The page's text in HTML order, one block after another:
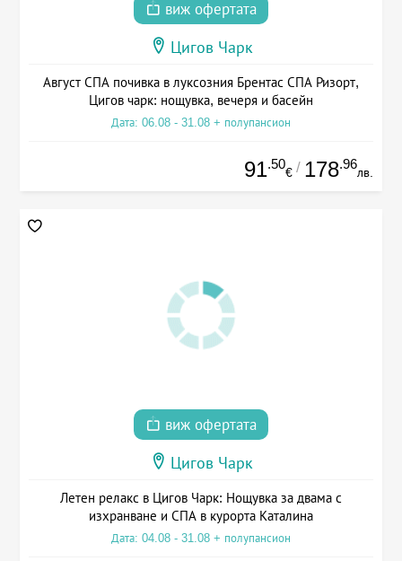
виж офертата
Цигов Чарк
Август СПА почивка в луксозния Брентас СПА Ризорт,
Цигов чарк: нощувка, вечеря и басейн
Дата: 06.08 - 31.08 + полупансион
91.50
€ / 178.96
лв.
виж офертата
Цигов Чарк
Летен релакс в Цигов Чарк: Нощувка за двама с
изхранване и СПА в курорта Каталина
Дата: 04.08 - 31.08 + полупансион